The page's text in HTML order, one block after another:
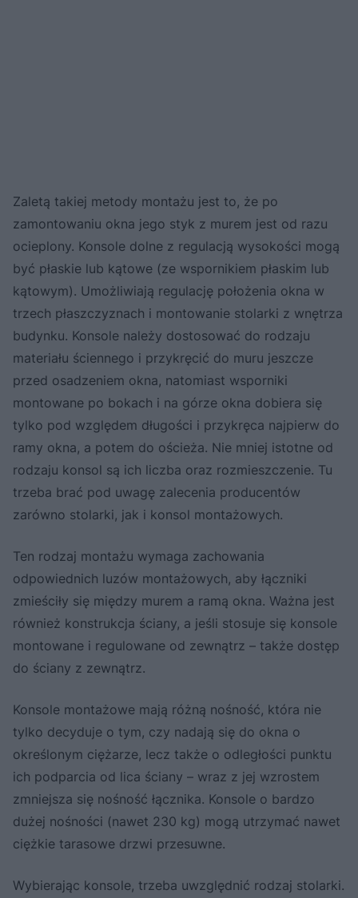
Zaletą takiej metody montażu jest to, że po
zamontowaniu okna jego styk z murem jest od razu
ocieplony. Konsole dolne z regulacją wysokości mogą
być płaskie lub kątowe (ze wspornikiem płaskim lub
kątowym). Umożliwiają regulację położenia okna w
trzech płaszczyznach i montowanie stolarki z wnętrza
budynku. Konsole należy dostosować do rodzaju
materiału ściennego i przykręcić do muru jeszcze
przed osadzeniem okna, natomiast wsporniki
montowane po bokach i na górze okna dobiera się
tylko pod względem długości i przykręca najpierw do
ramy okna, a potem do ościeża. Nie mniej istotne od
rodzaju konsol są ich liczba oraz rozmieszczenie. Tu
trzeba brać pod uwagę zalecenia producentów
zarówno stolarki, jak i konsol montażowych.
Ten rodzaj montażu wymaga zachowania
odpowiednich luzów montażowych, aby łączniki
zmieściły się między murem a ramą okna. Ważna jest
również konstrukcja ściany, a jeśli stosuje się konsole
montowane i regulowane od zewnątrz – także dostęp
do ściany z zewnątrz.
Konsole montażowe mają różną nośność, która nie
tylko decyduje o tym, czy nadają się do okna o
określonym ciężarze, lecz także o odległości punktu
ich podparcia od lica ściany – wraz z jej wzrostem
zmniejsza się nośność łącznika. Konsole o bardzo
dużej nośności (nawet 230 kg) mogą utrzymać nawet
ciężkie tarasowe drzwi przesuwne.
Wybierając konsole, trzeba uwzględnić rodzaj stolarki.